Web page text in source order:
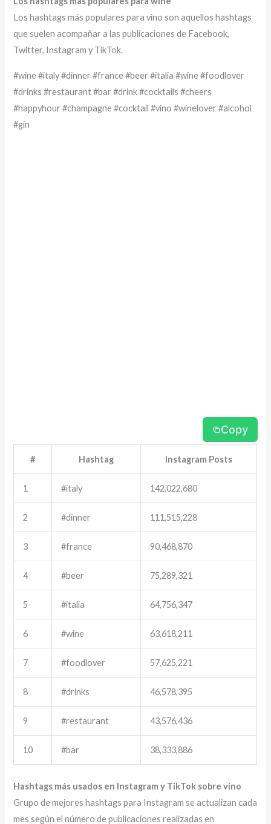
Los hashtags más populares para vino son aquellos hashtags
que suelen acompañar a las publicaciones de Facebook,
Twitter, Instagram y TikTok.
#wine #italy #dinner #france #beer #italia #wine #foodlover
#drinks #restaurant #bar #drink #cocktails #cheers
#happyhour #champagne #cocktail #vino #winelover #alcohol
#gin
Copy
# Hashtag Instagram Posts
1 #italy 142,022,680
2 #dinner 111,515,228
3 #france 90,468,870
4 #beer 75,289,321
5 #italia 64,756,347
6 #wine 63,618,211
7 #foodlover 57,625,221
8 #drinks 46,578,395
9 #restaurant 43,576,436
10 #bar 38,333,886
Hashtags más usados en Instagram y TikTok sobre vino
Grupo de mejores hashtags para Instagram se actualizan cada
mes según el número de publicaciones realizadas en